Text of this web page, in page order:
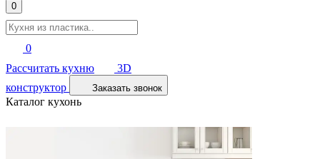
0
0
Рассчитать кухню
3D
конструктор
Заказать звонок
Каталог кухонь